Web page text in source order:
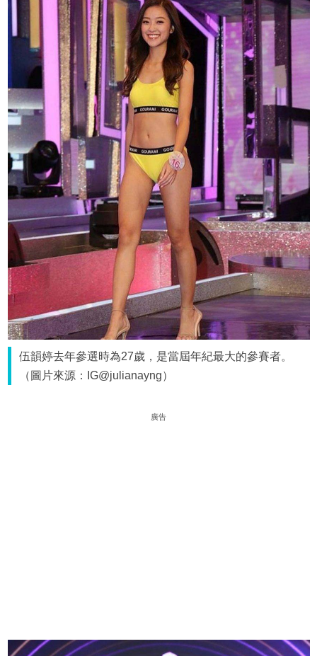
伍韻婷去年參選時為27歲，是當屆年紀最大的參賽者。
（圖片來源：IG@julianayng）
廣告